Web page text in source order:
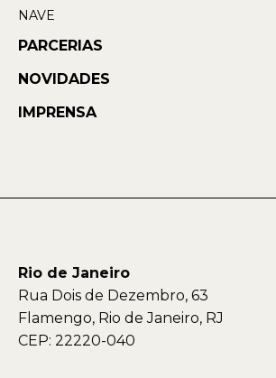
NAVE
PARCERIAS
NOVIDADES
IMPRENSA
Rio de Janeiro
Rua Dois de Dezembro, 63
Flamengo, Rio de Janeiro, RJ
CEP: 22220-040